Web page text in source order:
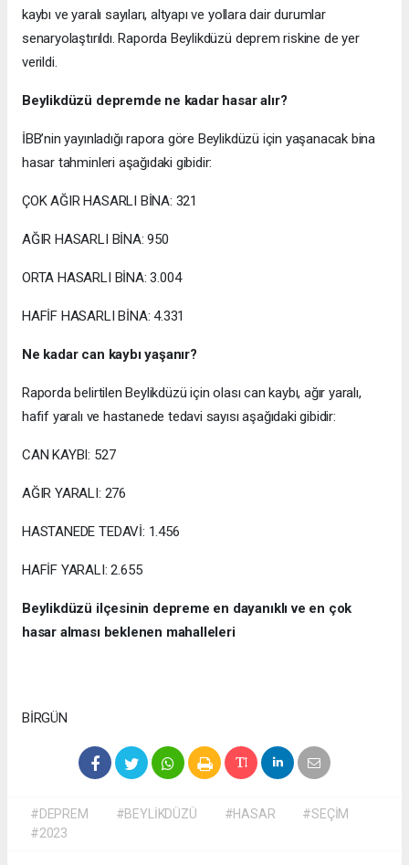
kaybı ve yaralı sayıları, altyapı ve yollara dair durumlar
senaryolaştırıldı. Raporda Beylikdüzü deprem riskine de yer
verildi.
Beylikdüzü depremde ne kadar hasar alır?
İBB’nin yayınladığı rapora göre Beylikdüzü için yaşanacak bina
hasar tahminleri aşağıdaki gibidir:
ÇOK AĞIR HASARLI BİNA: 321
AĞIR HASARLI BİNA: 950
ORTA HASARLI BİNA: 3.004
HAFİF HASARLI BİNA: 4.331
Ne kadar can kaybı yaşanır?
Raporda belirtilen Beylikdüzü için olası can kaybı, ağır yaralı,
hafif yaralı ve hastanede tedavi sayısı aşağıdaki gibidir:
CAN KAYBI: 527
AĞIR YARALI: 276
HASTANEDE TEDAVİ: 1.456
HAFİF YARALI: 2.655
Beylikdüzü ilçesinin depreme en dayanıklı ve en çok
hasar alması beklenen mahalleleri
BİRGÜN
#DEPREM #BEYLİKDÜZÜ #HASAR
#SEÇİM
#2023